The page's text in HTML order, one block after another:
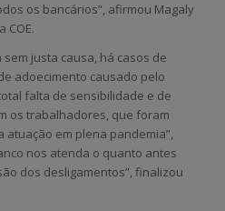
os bancários”, afirmou Magaly
COE.
justa causa, há casos de
adoecimento causado pelo
falta de sensibilidade e de
os trabalhadores, que foram
em plena pandemia”,
nos atenda o quanto antes
dos desligamentos”, finalizou